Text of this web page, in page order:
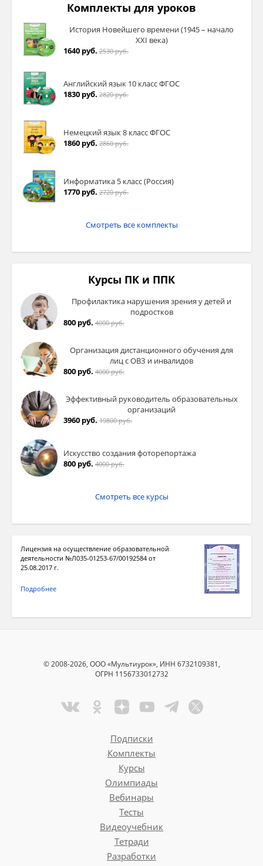
Комплекты для уроков
История Новейшего времени (1945 – начало
XXI века)
1640 руб. 2530 руб.
Английский язык 10 класс ФГОС
1830 руб. 2820 руб.
Немецкий язык 8 класс ФГОС
1860 руб. 2860 руб.
Информатика 5 класс (Россия)
1770 руб. 2720 руб.
Смотреть все комплекты
Курсы ПК и ППК
Профилактика нарушения зрения у детей и
подростков
800 руб. 4000 руб.
Организация дистанционного обучения для
лиц с ОВЗ и инвалидов
800 руб. 4000 руб.
Эффективный руководитель образовательных
организаций
3960 руб. 19800 руб.
Искусство создания фоторепортажа
800 руб. 4000 руб.
Смотреть все курсы
Лицензия на осуществление образовательной
деятельности №Л035-01253-67/00192584 от
25.08.2017 г.
Подробнее
© 2008-2026, ООО «Мультиурок», ИНН 6732109381,
ОГРН 1156733012732
Подписки
Комплекты
Курсы
Олимпиады
Вебинары
Тесты
Видеоучебник
Тетради
Разработки